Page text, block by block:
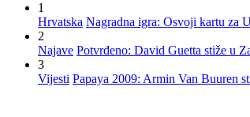
1
Hrvatska Nagradna igra: Osvoji kartu za
2
Najave Potvrđeno: David Guetta stiže u
3
Vijesti Papaya 2009: Armin Van Buuren